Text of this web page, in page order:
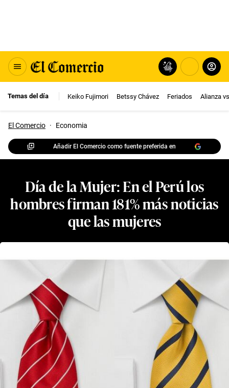
Temas del día Keiko Fujimori Betssy Chávez Feriados Alianza
El Comercio · Economia
Añadir El Comercio como fuente preferida en
Día de la Mujer: En el Perú los
hombres firman 181% más noticias
que las mujeres